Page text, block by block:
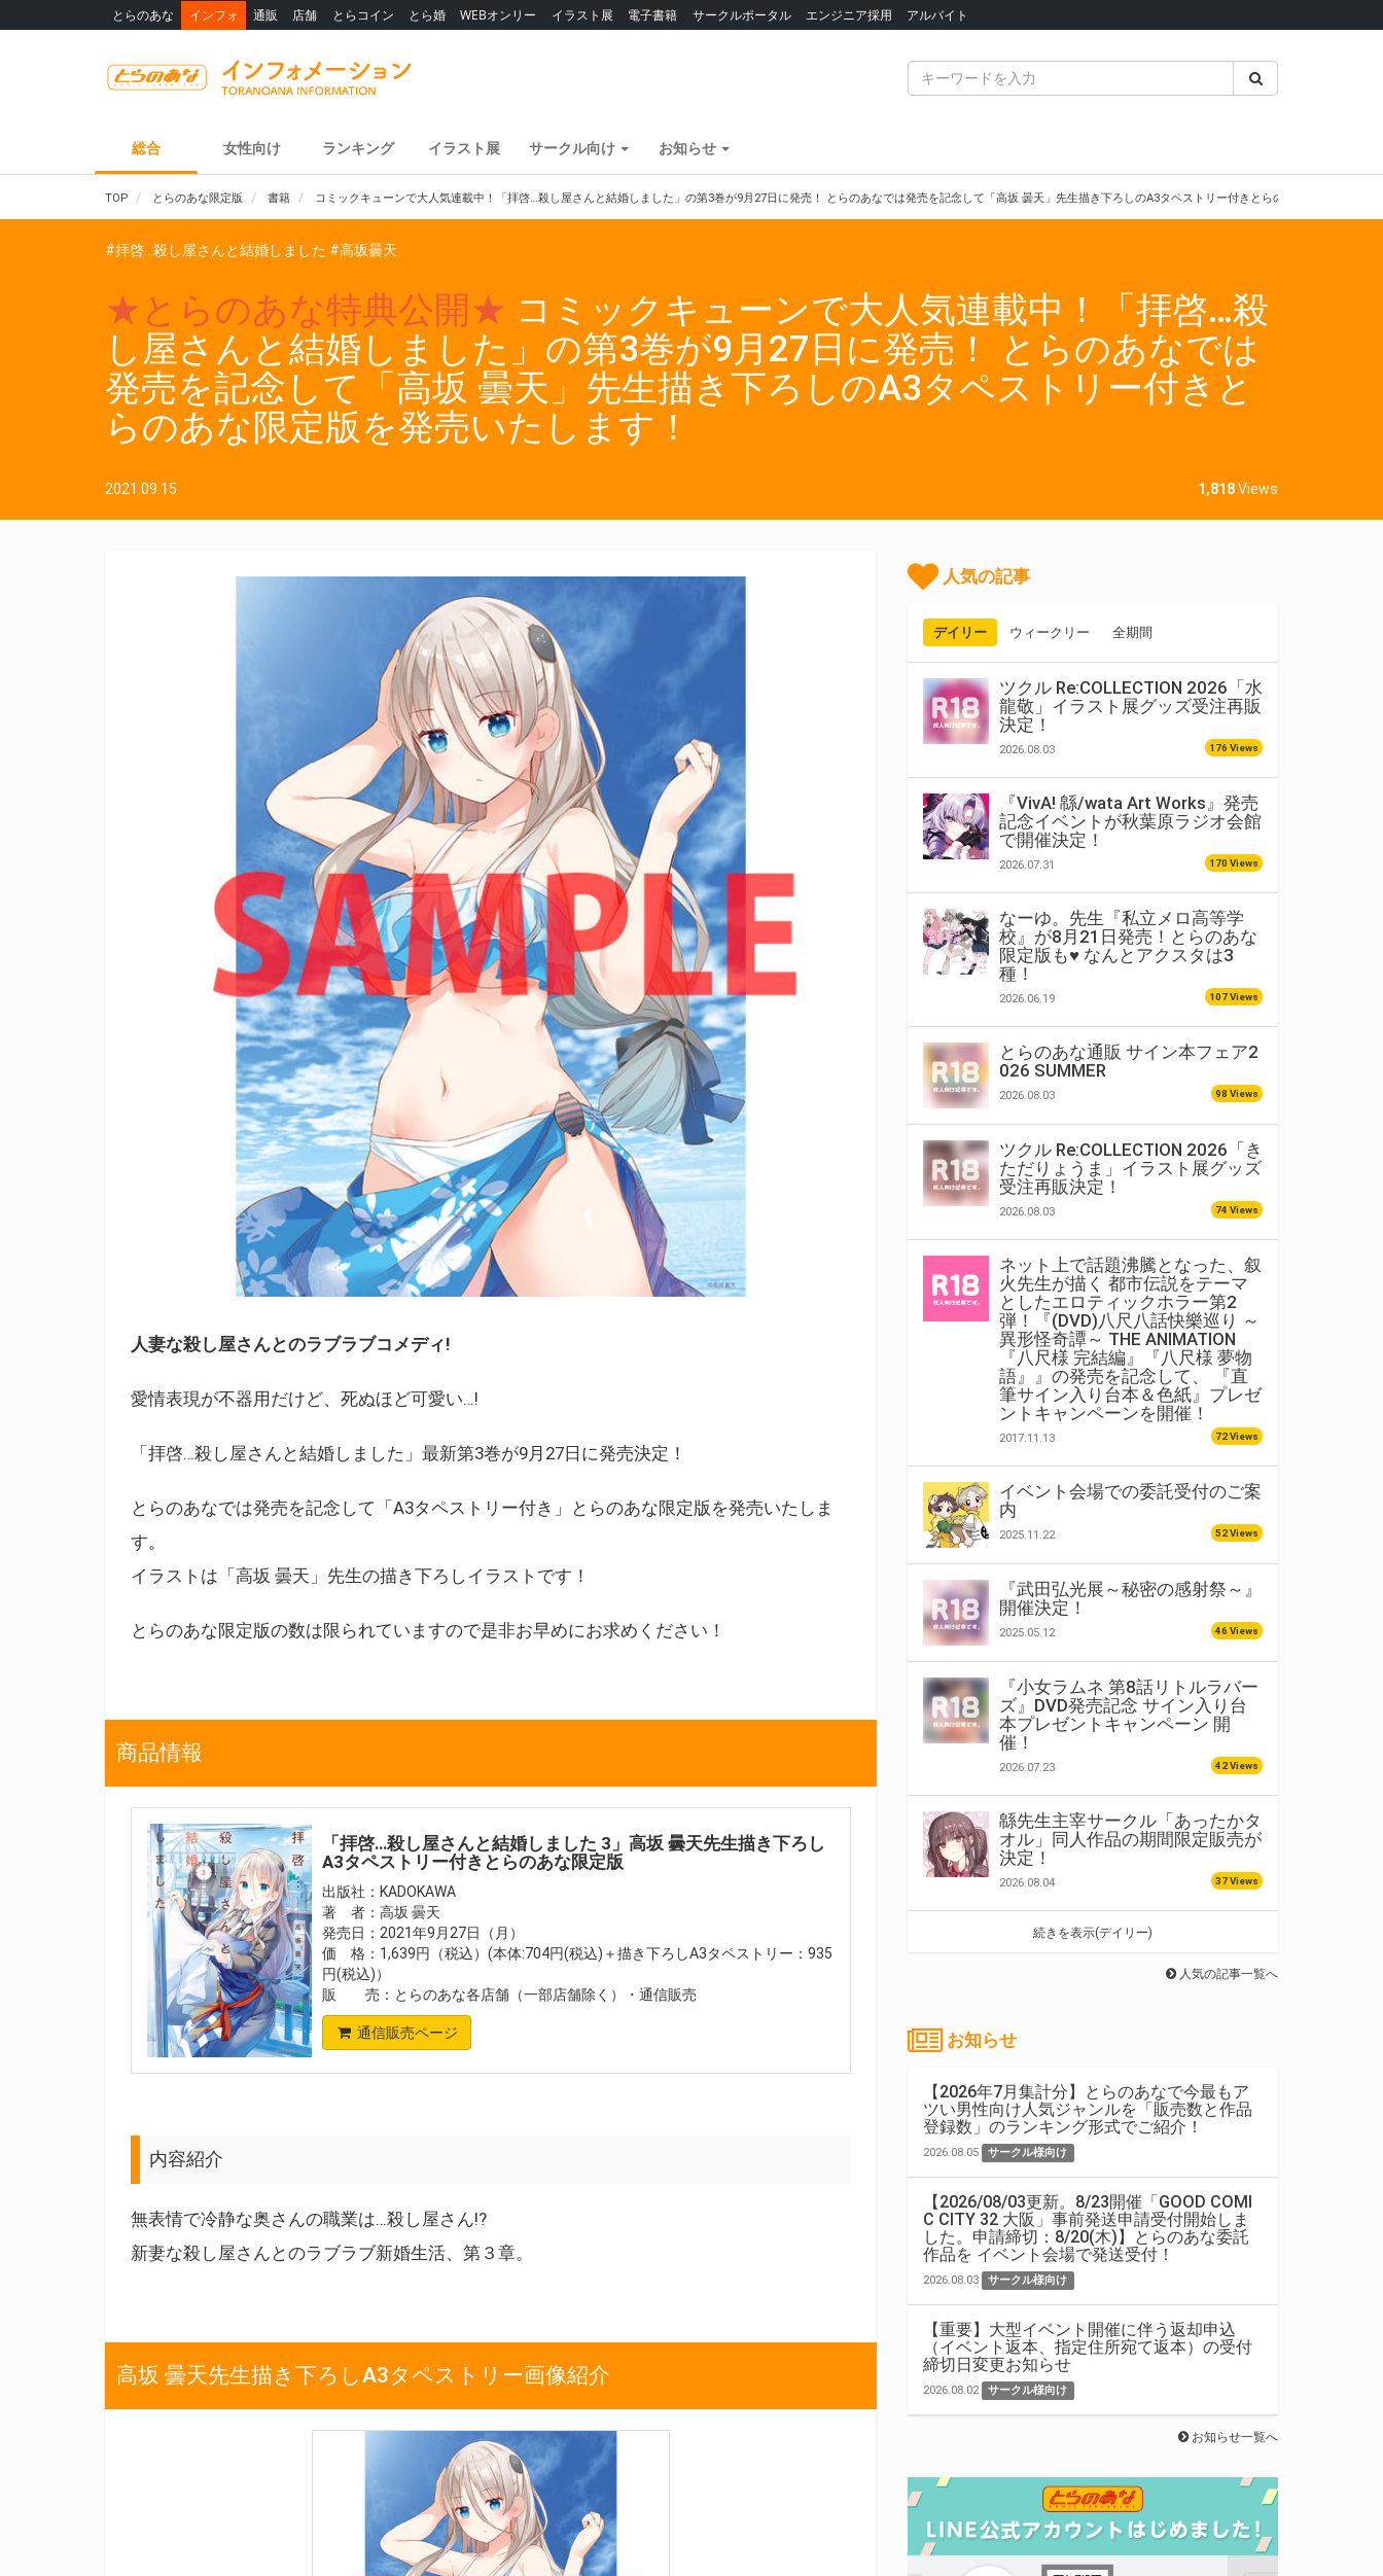
とらのあな インフォ 通販 店舗 とらコイン とら婚 WEBオンリー イラスト展 電子書籍 サークルポータル エンジニア採用 アルバイト
総合 女性向け ランキング イラスト展 サークル向け お知らせ
TOP とらのあな限定版 書籍 コミックキューンで大人気連載中！「拝啓…殺し屋さんと結婚しました」の第3巻が9月27日に発売！ とらのあなでは発売を記念して「高坂 曇天」先生描き下ろしのA3タペストリー付きとらのあな限定版を発売
#拝啓…殺し屋さんと結婚しました #高坂曇天
★とらのあな特典公開★ コミックキューンで大人気連載中！「拝啓…殺
し屋さんと結婚しました」の第3巻が9月27日に発売！ とらのあなでは
発売を記念して「高坂 曇天」先生描き下ろしのA3タペストリー付きと
らのあな限定版を発売いたします！
2021.09.15 1,818Views
人妻な殺し屋さんとのラブラブコメディ!
愛情表現が不器用だけど、死ぬほど可愛い…!
「拝啓…殺し屋さんと結婚しました」最新第3巻が9月27日に発売決定！
とらのあなでは発売を記念して「A3タペストリー付き」とらのあな限定版を発売いたしま
す。
イラストは「高坂 曇天」先生の描き下ろしイラストです！
とらのあな限定版の数は限られていますので是非お早めにお求めください！
商品情報
「拝啓…殺し屋さんと結婚しました 3」高坂 曇天先生描き下ろし
A3タペストリー付きとらのあな限定版
出版社：KADOKAWA
著 者：高坂 曇天
発売日：2021年9月27日（月）
価 格：1,639円（税込）(本体:704円(税込)＋描き下ろしA3タペストリー：935
円(税込)）
販 売：とらのあな各店舗（一部店舗除く）・通信販売
通信販売ページ
内容紹介
無表情で冷静な奥さんの職業は…殺し屋さん!?
新妻な殺し屋さんとのラブラブ新婚生活、第３章。
高坂 曇天先生描き下ろしA3タペストリー画像紹介
人気の記事
デイリー ウィークリー 全期間
ツクル Re:COLLECTION 2026「水
龍敬」イラスト展グッズ受注再販
決定！
2026.08.03 176 Views
『VivA! 緜/wata Art Works』発売
記念イベントが秋葉原ラジオ会館
で開催決定！
2026.07.31 170 Views
なーゆ。先生『私立メロ高等学
校』が8月21日発売！とらのあな
限定版も♥ なんとアクスタは3
種！
2026.06.19 107 Views
とらのあな通販 サイン本フェア2
026 SUMMER
2026.08.03 98 Views
ツクル Re:COLLECTION 2026「き
ただりょうま」イラスト展グッズ
受注再販決定！
2026.08.03 74 Views
ネット上で話題沸騰となった、叙
火先生が描く 都市伝説をテーマ
としたエロティックホラー第2
弾！『(DVD)八尺八話快樂巡り ～
異形怪奇譚～ THE ANIMATION
『八尺様 完結編』『八尺様 夢物
語』』の発売を記念して、 『直
筆サイン入り台本＆色紙』プレゼ
ントキャンペーンを開催！
2017.11.13 72 Views
イベント会場での委託受付のご案
内
2025.11.22 52 Views
『武田弘光展～秘密の感射祭～』
開催決定！
2025.05.12 46 Views
『小女ラムネ 第8話リトルラバー
ズ』DVD発売記念 サイン入り台
本プレゼントキャンペーン 開
催！
2026.07.23 42 Views
緜先生主宰サークル「あったかタ
オル」同人作品の期間限定販売が
決定！
2026.08.04 37 Views
続きを表示(デイリー)
人気の記事一覧へ
お知らせ
【2026年7月集計分】とらのあなで今最もア
ツい男性向け人気ジャンルを「販売数と作品
登録数」のランキング形式でご紹介！
2026.08.05 サークル様向け
【2026/08/03更新。8/23開催「GOOD COMI
C CITY 32 大阪」事前発送申請受付開始しま
した。申請締切：8/20(木)】とらのあな委託
作品を イベント会場で発送受付！
2026.08.03 サークル様向け
【重要】大型イベント開催に伴う返却申込
（イベント返本、指定住所宛て返本）の受付
締切日変更お知らせ
2026.08.02 サークル様向け
お知らせ一覧へ